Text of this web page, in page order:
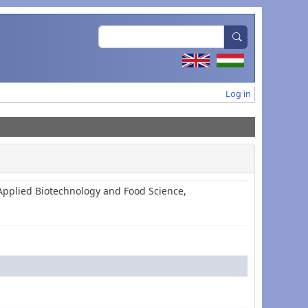
Search
User
Log in
Biotechnology and Food Science,